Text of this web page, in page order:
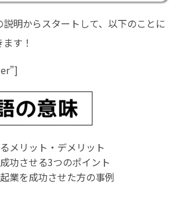
明からスタートして、以下のことに
す！
メリット・デメリット
功させる3つのポイント
業を成功させた方の事例